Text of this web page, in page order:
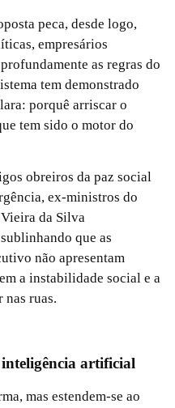
peca, desde logo,
empresários
as regras do
tem demonstrado
porquê arriscar o
tem sido o motor do
obreiros da paz social
ex-ministros do
da Silva
que as
não apresentam
a instabilidade social e a
nas ruas.
artificial
mas estendem-se ao